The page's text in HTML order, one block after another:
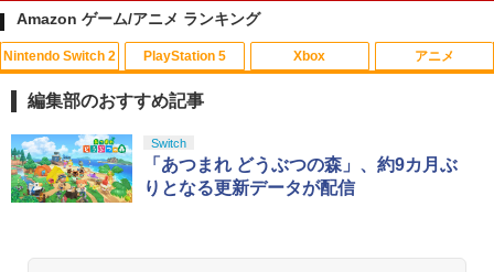
1
PS5コントローラー用 アナログスティッ
クカバープラス ブラック デュアルセン
ス デュアルショック対応 コロンバスサ
料】 【最強翌日配送】
￥980
1
バイオハザード:デスアイランド スペシ
ャル・プライス【Blu-ray】 [ 羽住英一郎
]
￥1,369
Amazon ゲーム/アニメ ランキング
Nintendo Switch 2
1
スプラトゥーン レイダース|オンライン
コード版
PlayStation 5
1
PlayStation 5 デジタル・エディション
日本語専用 Console Language: Japan
ese only (CFI-2200B01)
Xbox
1
【純正品】Xbox ワイヤレス コントロー
ラー + USB-C® ケーブル
アニメ
1
劇場版「鬼滅の刃」無限城編 第一章 猗
窩座再来 通常版 [Blu-ray]
編集部のおすすめ記事
Switch
「あつまれ どうぶつの森」、約9カ月ぶ
りとなる更新データが配信